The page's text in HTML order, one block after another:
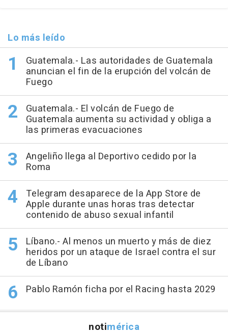
Lo más leído
Guatemala.- Las autoridades de Guatemala
anuncian el fin de la erupción del volcán de
Fuego
Guatemala.- El volcán de Fuego de
Guatemala aumenta su actividad y obliga a
las primeras evacuaciones
Angeliño llega al Deportivo cedido por la
Roma
Telegram desaparece de la App Store de
Apple durante unas horas tras detectar
contenido de abuso sexual infantil
Líbano.- Al menos un muerto y más de diez
heridos por un ataque de Israel contra el sur
de Líbano
Pablo Ramón ficha por el Racing hasta 2029
notimérica